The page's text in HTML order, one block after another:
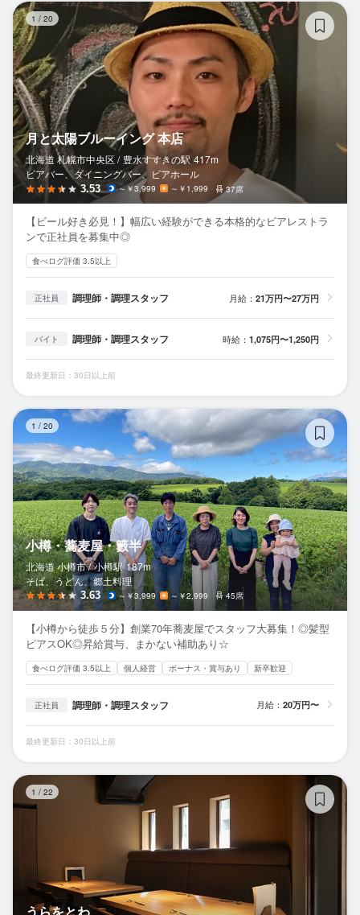
1 / 20
月と太陽ブルーイング 本店
北海道 札幌市中央区 / 豊水すすきの駅 417m
ビアバー、ダイニングバー、ビアホール
3.53 ～￥3,999 ～￥1,999 37席
【ビール好き必見！】幅広い経験ができる本格的なビアレストラ
ンで正社員を募集中◎
食べログ評価 3.5以上
正社員 調理師・調理スタッフ 月給： 21万円〜27万円
バイト 調理師・調理スタッフ 時給： 1,075円〜1,250円
最終更新日：30日以上前
1 / 20
小樽・蕎麦屋・籔半
北海道 小樽市 / 小樽駅 187m
そば、うどん、郷土料理
3.63 ～￥3,999 ～￥2,999 45席
【小樽から徒歩５分】創業70年蕎麦屋でスタッフ大募集！◎髪型
ピアスOK◎昇給賞与、まかない補助あり☆
食べログ評価 3.5以上 個人経営 ボーナス・賞与あり 新卒歓迎
正社員 調理師・調理スタッフ 月給： 20万円〜
最終更新日：30日以上前
1 / 22
うらをとわ